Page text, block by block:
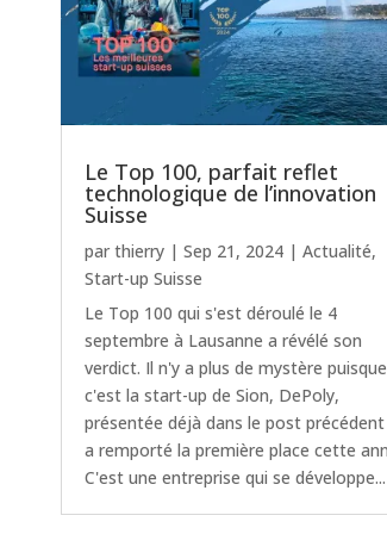
Le Top 100, parfait reflet
technologique de l’innovation
Suisse
par thierry| Sep 21, 2024| Actualité,
Start-up Suisse
Le Top 100 qui s'est déroulé le 4
septembre à Lausanne a révélé son
verdict. Il n'y a plus de mystère puisque
c'est la start-up de Sion, DePoly,
présentée déjà dans le post précédent
a remporté la première place cette
C'est une entreprise qui se développe...